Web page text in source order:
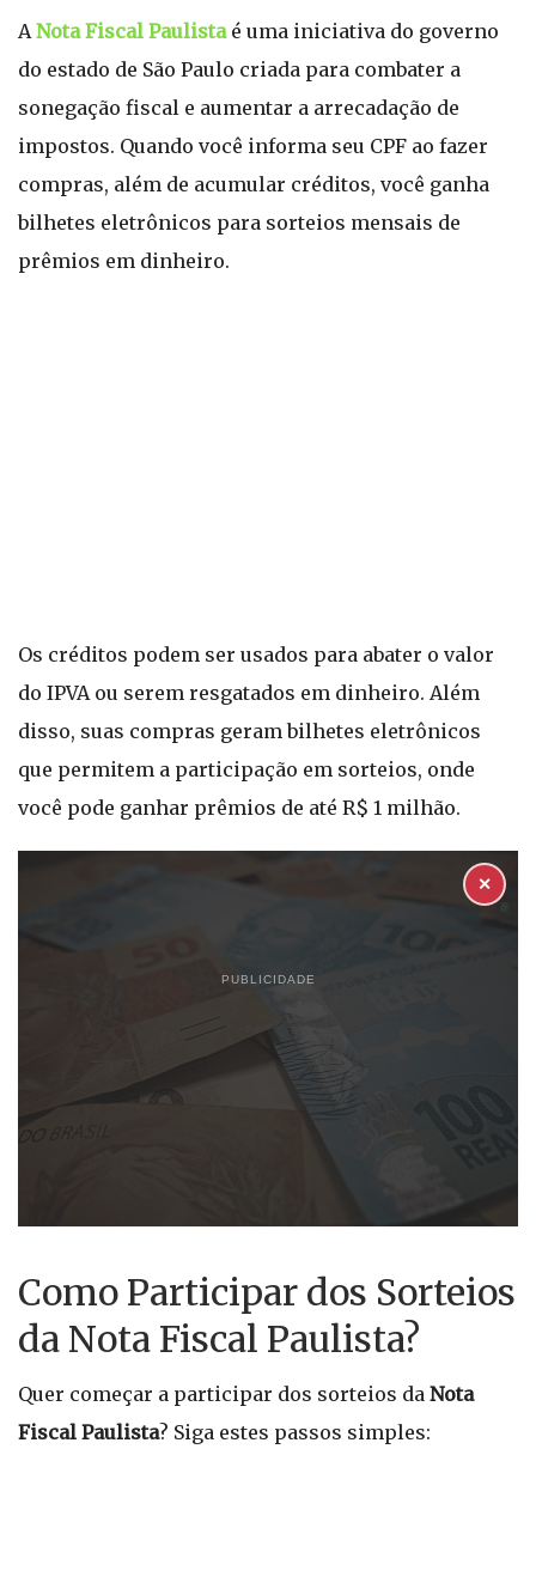
ANota Fiscal Paulistaé uma iniciativa do governo
do estado de São Paulo criada para combater a
sonegação fiscal e aumentar a arrecadação de
impostos. Quando você informa seu CPF ao fazer
compras, além de acumular créditos, você ganha
bilhetes eletrônicos para sorteios mensais de
prêmios em dinheiro.
Os créditos podem ser usados para abater o valor
do IPVA ou serem resgatados em dinheiro. Além
disso, suas compras geram bilhetes eletrônicos
que permitem a participação em sorteios, onde
você pode ganhar prêmios de até R$ 1 milhão.
PUBLICIDADE
✕
Como Participar dos Sorteios
da Nota Fiscal Paulista?
Quer começar a participar dos sorteios da Nota
Fiscal Paulista? Siga estes passos simples: